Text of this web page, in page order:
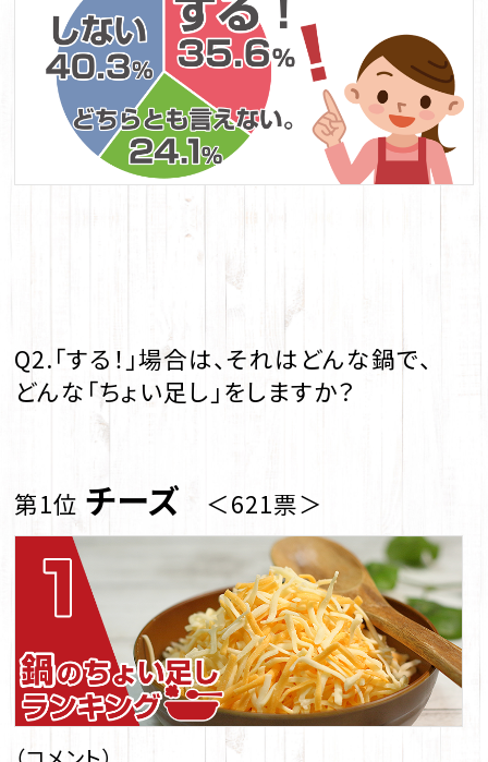
Q2.「する！」場合は、それはどんな鍋で、
どんな「ちょい足し」をしますか？
第1位 チーズ ＜621票＞